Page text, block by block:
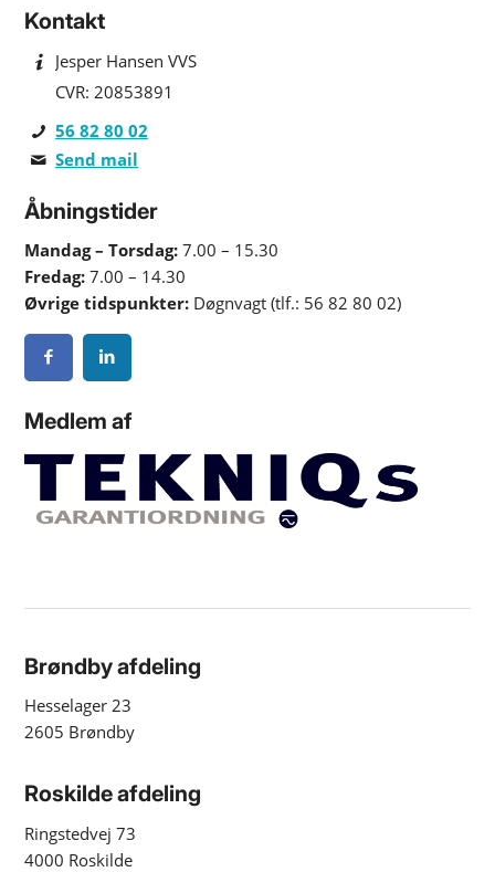
Kontakt
Jesper Hansen VVS
CVR: 20853891
56 82 80 02
Send mail
Åbningstider
Mandag – Torsdag: 7.00 – 15.30
Fredag: 7.00 – 14.30
Øvrige tidspunkter: Døgnvagt (tlf.: 56 82 80 02)
Medlem af
Brøndby afdeling
Hesselager 23
2605 Brøndby
Roskilde afdeling
Ringstedvej 73
4000 Roskilde